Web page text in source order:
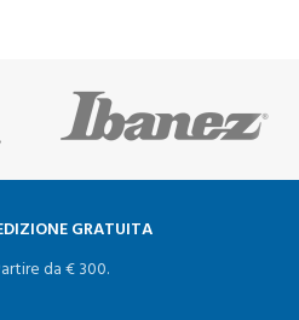
GRATUITA
da € 300.